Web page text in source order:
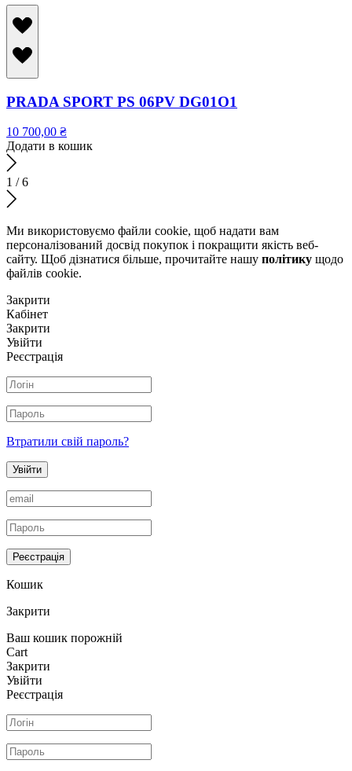
PRADA SPORT PS 06PV DG01O1
10 700,00 ₴
Додати в кошик
1 /6
Ми використовуємо файли cookie, щоб надати вам
персоналізований досвід покупок і покращити якість веб-
сайту. Щоб дізнатися більше, прочитайте нашу політику щодо
файлів сookie.
Закрити
Кабінет
Закрити
Увійти
Реєстрація
Втратили свій пароль?
Увійти
Реєстрація
Кошик
Закрити
Ваш кошик порожній
Cart
Закрити
Увійти
Реєстрація